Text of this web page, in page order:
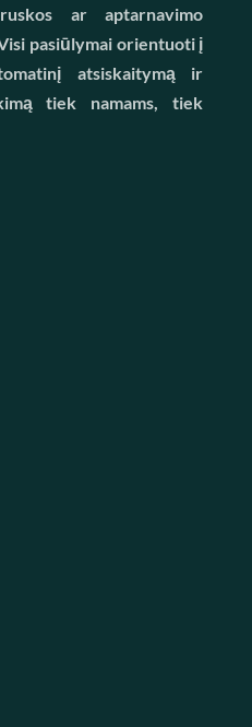
ar aptarnavimo
pasiūlymai orientuoti į
atsiskaitymą ir
tiek namams, tiek